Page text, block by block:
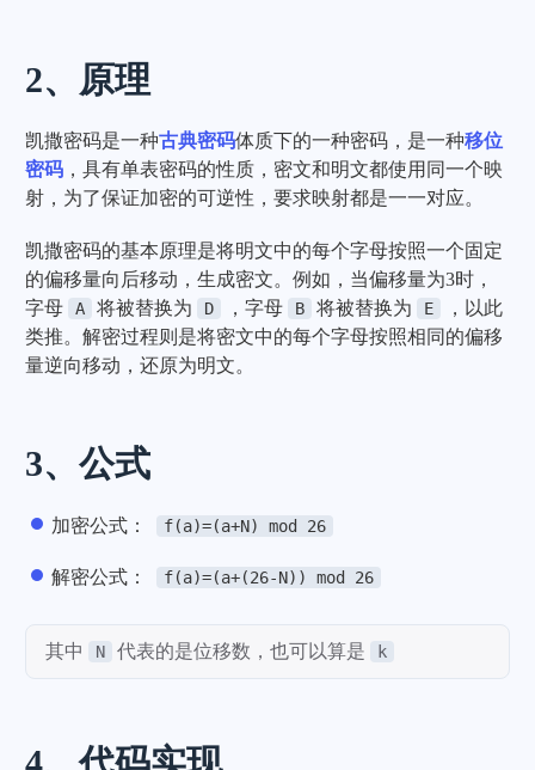
2、原理
凯撒密码是一种古典密码体质下的一种密码，是一种移位
密码 ，具有单表密码的性质，密文和明文都使用同一个映
射，为了保证加密的可逆性，要求映射都是一一对应。
凯撒密码的基本原理是将明文中的每个字母按照一个固定
的偏移量向后移动，生成密文。例如，当偏移量为3时，
字母
A 将被替换为 D ，字母 B 将被替换为 E
，以此
类推。解密过程则是将密文中的每个字母按照相同的偏移
量逆向移动，还原为明文。
3、公式
加密公式： f(a)=(a+N) mod 26
解密公式： f(a)=(a+(26-N)) mod 26
其中 N 代表的是位移数，也可以算是 k
4、代码实现